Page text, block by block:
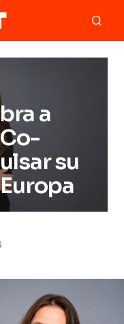
a
su